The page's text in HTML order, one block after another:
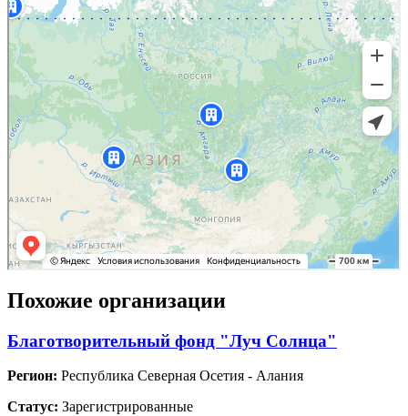
Похожие организации
Благотворительный фонд "Луч Солнца"
Регион: Республика Северная Осетия - Алания
Статус: Зарегистрированные